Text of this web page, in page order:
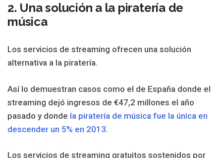
2. Una solución a la piratería de
música
Los servicios de streaming ofrecen una solución
alternativa a la piratería.
Así lo demuestran casos como el de España donde el
streaming dejó ingresos de €47,2 millones el año
pasado y donde la piratería de música fue la única en
descender un 5% en 2013.
Los servicios de streaming gratuitos sostenidos por